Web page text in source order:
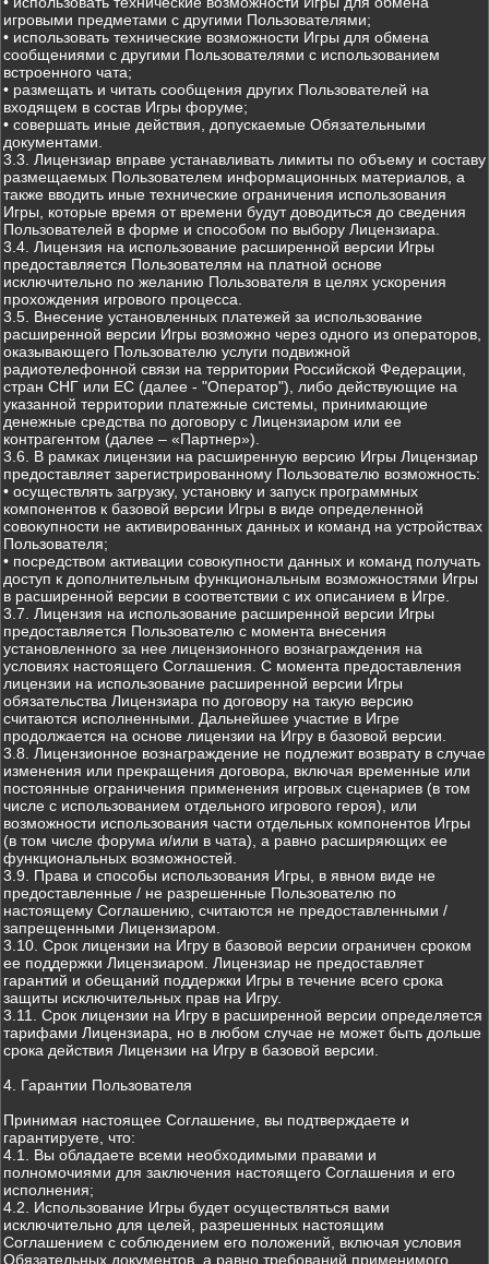
игровыми предметами с другими Пользователями;
• использовать технические возможности Игры для обмена
сообщениями с другими Пользователями с использованием
встроенного чата;
• размещать и читать сообщения других Пользователей на
входящем в состав Игры форуме;
• совершать иные действия, допускаемые Обязательными
документами.
3.3. Лицензиар вправе устанавливать лимиты по объему и составу
размещаемых Пользователем информационных материалов, а
также вводить иные технические ограничения использования
Игры, которые время от времени будут доводиться до сведения
Пользователей в форме и способом по выбору Лицензиара.
3.4. Лицензия на использование расширенной версии Игры
предоставляется Пользователям на платной основе
исключительно по желанию Пользователя в целях ускорения
прохождения игрового процесса.
3.5. Внесение установленных платежей за использование
расширенной версии Игры возможно через одного из операторов,
оказывающего Пользователю услуги подвижной
радиотелефонной связи на территории Российской Федерации,
стран СНГ или ЕС (далее - "Оператор"), либо действующие на
указанной территории платежные системы, принимающие
денежные средства по договору с Лицензиаром или ее
контрагентом (далее – «Партнер»).
3.6. В рамках лицензии на расширенную версию Игры Лицензиар
предоставляет зарегистрированному Пользователю возможность:
• осуществлять загрузку, установку и запуск программных
компонентов к базовой версии Игры в виде определенной
совокупности не активированных данных и команд на устройствах
Пользователя;
• посредством активации совокупности данных и команд получать
доступ к дополнительным функциональным возможностями Игры
в расширенной версии в соответствии с их описанием в Игре.
3.7. Лицензия на использование расширенной версии Игры
предоставляется Пользователю с момента внесения
установленного за нее лицензионного вознаграждения на
условиях настоящего Соглашения. С момента предоставления
лицензии на использование расширенной версии Игры
обязательства Лицензиара по договору на такую версию
считаются исполненными. Дальнейшее участие в Игре
продолжается на основе лицензии на Игру в базовой версии.
3.8. Лицензионное вознаграждение не подлежит возврату в случае
изменения или прекращения договора, включая временные или
постоянные ограничения применения игровых сценариев (в том
числе с использованием отдельного игрового героя), или
возможности использования части отдельных компонентов Игры
(в том числе форума и/или в чата), а равно расширяющих ее
функциональных возможностей.
3.9. Права и способы использования Игры, в явном виде не
предоставленные / не разрешенные Пользователю по
настоящему Соглашению, считаются не предоставленными /
запрещенными Лицензиаром.
3.10. Срок лицензии на Игру в базовой версии ограничен сроком
ее поддержки Лицензиаром. Лицензиар не предоставляет
гарантий и обещаний поддержки Игры в течение всего срока
защиты исключительных прав на Игру.
3.11. Срок лицензии на Игру в расширенной версии определяется
тарифами Лицензиара, но в любом случае не может быть дольше
срока действия Лицензии на Игру в базовой версии.
4. Гарантии Пользователя
Принимая настоящее Соглашение, вы подтверждаете и
гарантируете, что:
4.1. Вы обладаете всеми необходимыми правами и
полномочиями для заключения настоящего Соглашения и его
исполнения;
4.2. Использование Игры будет осуществляться вами
исключительно для целей, разрешенных настоящим
Соглашением с соблюдением его положений, включая условия
Обязательных документов, а равно требований применимого